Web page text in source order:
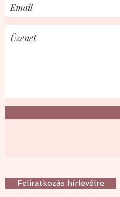
Feliratkozás hírlevélre